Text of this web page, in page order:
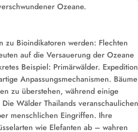
Ozeane.
zu Bioindikatoren werden: Flechten
auf die Versauerung der Ozeane
Beispiel: Primärwälder.
Anpassungsmechanismen. Bäume
zu überstehen, während einige
Wälder Thailands veranschaulichen
menschlichen Eingriffen. Ihre
wie Elefanten ab – wahren